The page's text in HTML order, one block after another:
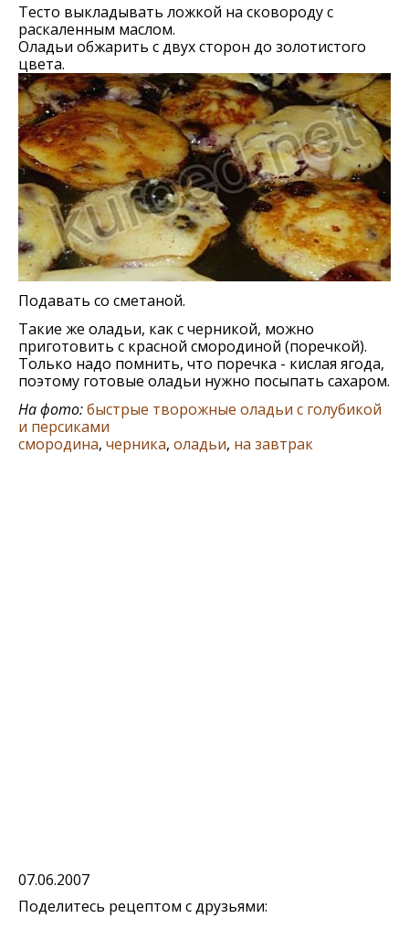
Тесто выкладывать ложкой на сковороду с
раскаленным маслом.
Оладьи обжарить с двух сторон до золотистого
цвета.
Подавать со сметаной.
Такие же оладьи, как с черникой, можно
приготовить с красной смородиной (поречкой).
Только надо помнить, что поречка - кислая ягода,
поэтому готовые оладьи нужно посыпать сахаром.
На фото:быстрые творожные оладьи с голубикой
и персиками
смородина, черника, оладьи, на завтрак
07.06.2007
Поделитесь рецептом с друзьями: